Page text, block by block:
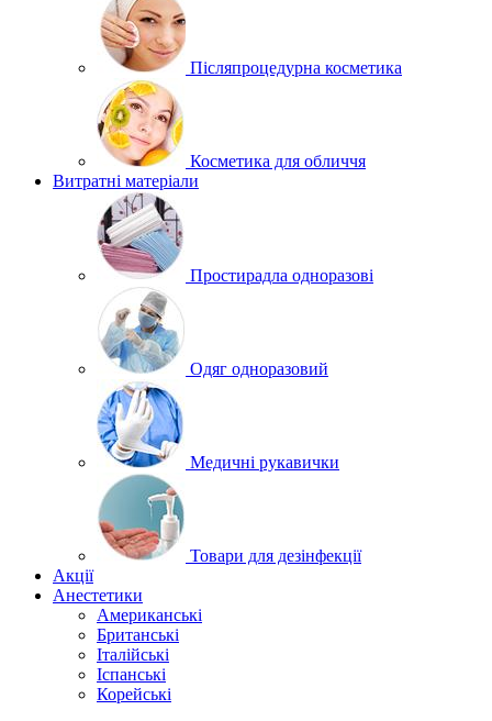
Післяпроцедурна косметика
Косметика для обличчя
Витратні матеріали
Простирадла одноразові
Одяг одноразовий
Медичні рукавички
Товари для дезінфекції
Акції
Анестетики
Американські
Британські
Італійські
Іспанські
Корейські